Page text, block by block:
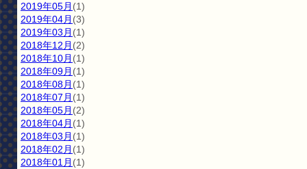
2019年05月 (1)
2019年04月 (3)
2019年03月 (1)
2018年12月 (2)
2018年10月 (1)
2018年09月 (1)
2018年08月 (1)
2018年07月 (1)
2018年05月 (2)
2018年04月 (1)
2018年03月 (1)
2018年02月 (1)
2018年01月 (1)